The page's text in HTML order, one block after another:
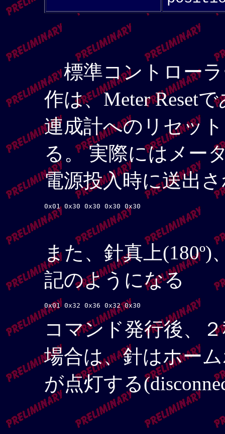
標準コントローラ
作は、Meter Reset
連成計へのリセッ
る。 実際にはメー
電源投入時に送出
また、針真上
記のようになる
コマンド発行後、
場合は、針はホー
が点灯する